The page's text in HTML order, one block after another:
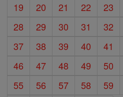
19
20 21 22 23
28
29 30 31 32
37
38 39 40 41
46
47 48 49 50
55
56 57 58 59